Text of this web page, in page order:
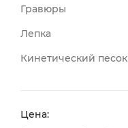
Гравюры
Лепка
Кинетический песок
Все для аппликаций
Цена: